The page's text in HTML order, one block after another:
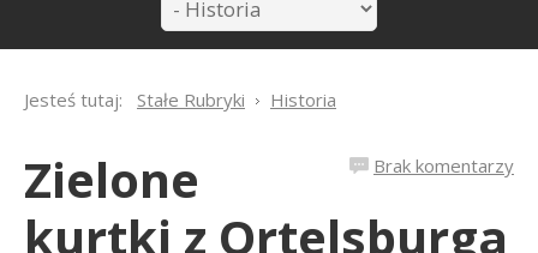
Jesteś tutaj: Stałe Rubryki Historia
Brak komentarzy
Zielone
kurtki z Ortelsburga